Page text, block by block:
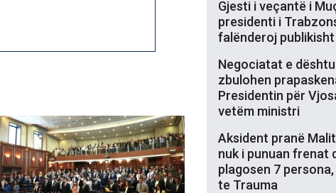
Gjesti i veçantë i
presidenti i
falënderoj publikisht
Negociatat e
zbulohen
Presidentin për
vetëm ministri
Aksident pranë
nuk i punuan frenat
plagosen 7
te Trauma